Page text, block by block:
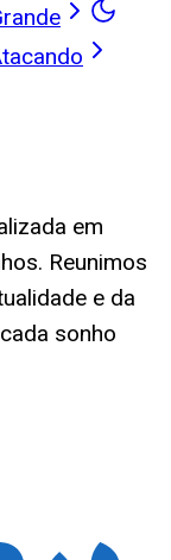
em
Reunimos
e da
sonho